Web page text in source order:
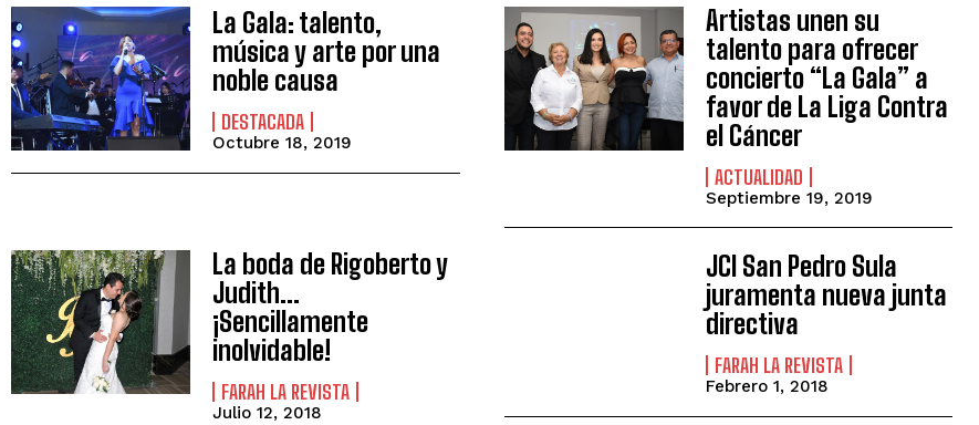
La Gala: talento,
música y arte por una
noble causa
DESTACADA
Octubre 18, 2019
Artistas unen su
talento para ofrecer
concierto “La Gala” a
favor de La Liga Contra
el Cáncer
ACTUALIDAD
Septiembre 19, 2019
La boda de Rigoberto y
Judith…
¡Sencillamente
inolvidable!
FARAH LA REVISTA
Julio 12, 2018
JCI San Pedro Sula
juramenta nueva junta
directiva
FARAH LA REVISTA
Febrero 1, 2018